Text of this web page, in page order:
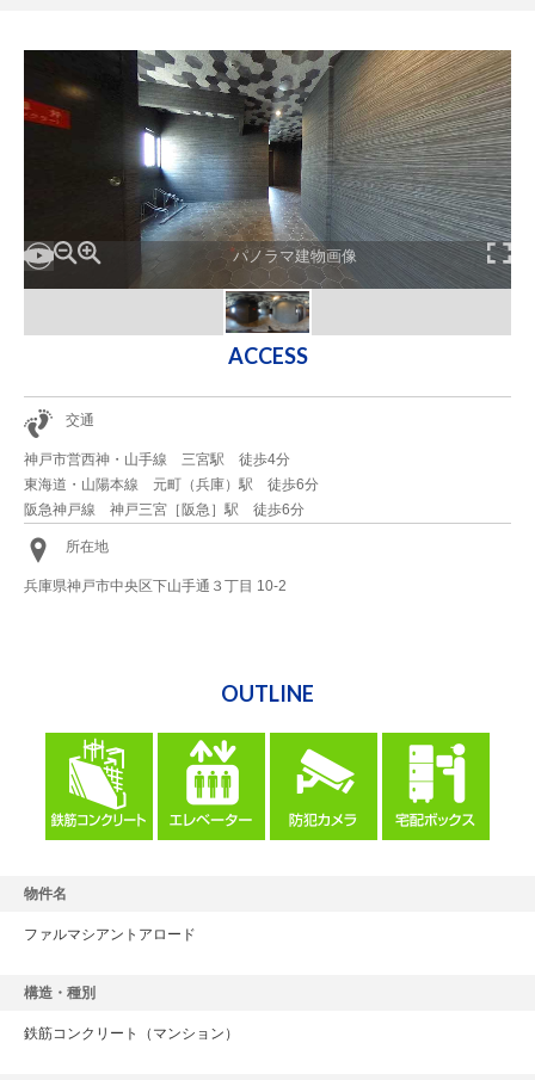
パノラマ建物画像
ACCESS
交通
神戸市営西神・山手線 三宮駅 徒歩4分
東海道・山陽本線 元町（兵庫）駅 徒歩6分
阪急神戸線 神戸三宮［阪急］駅 徒歩6分
所在地
兵庫県神戸市中央区下山手通３丁目 10-2
OUTLINE
物件名
ファルマシアントアロード
構造・種別
鉄筋コンクリート （マンション）